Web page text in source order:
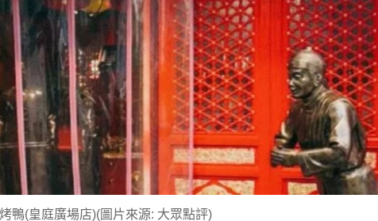
鴨(皇庭廣場店)(圖片來源: 大眾點評)